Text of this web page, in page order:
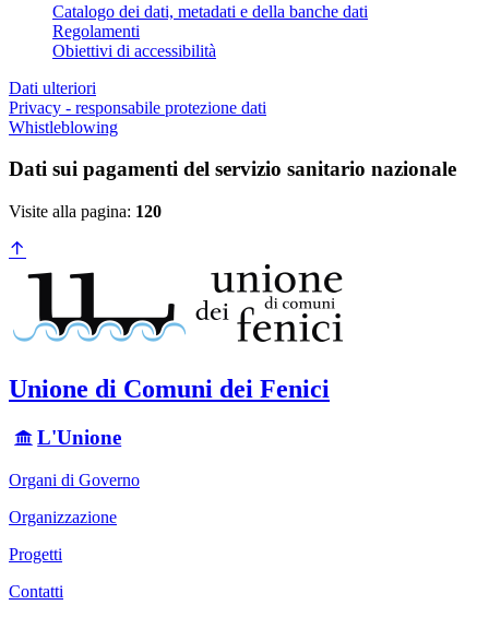
Catalogo dei dati, metadati e della banche dati
Regolamenti
Obiettivi di accessibilità
Dati ulteriori
Privacy - responsabile protezione dati
Whistleblowing
Dati sui pagamenti del servizio sanitario nazionale
Visite alla pagina: 120
Unione di Comuni dei Fenici
L'Unione
Organi di Governo
Organizzazione
Progetti
Contatti